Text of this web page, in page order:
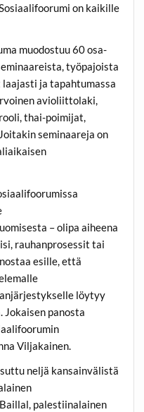
on kaikille
muodostuu 60 osa-
työpajoista
ja tapahtumassa
avioliittolaki,
thai-poimijat,
seminaareja on
– olipa aiheena
rauhanprosessit tai
esille, että
löytyy
Jokaisen panosta
Viljakainen.
neljä kansainvälistä
palestiinalainen